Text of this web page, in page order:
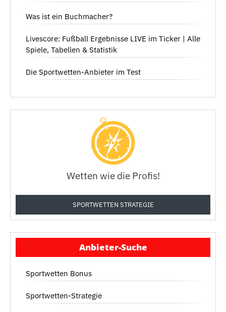
Was ist ein Buchmacher?
Livescore: Fußball Ergebnisse LIVE im Ticker | Alle
Spiele, Tabellen & Statistik
Die Sportwetten-Anbieter im Test
Wetten wie die Profis!
SPORTWETTEN STRATEGIE
Anbieter-Suche
Sportwetten Bonus
Sportwetten-Strategie